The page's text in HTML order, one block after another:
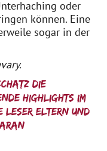
oder
können. Eine
sogar in der
die
Highlights im
Leser/Eltern und